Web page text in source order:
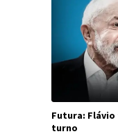
Futura: Flávio
turno